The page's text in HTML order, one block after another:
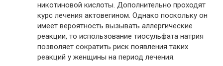
никотиновой кислоты. Дополнительно проходят
курс лечения актовегином. Однако поскольку он
имеет вероятность вызывать аллергические
реакции, то использование тиосульфата натрия
позволяет сократить риск появления таких
реакций у женщины на период лечения.